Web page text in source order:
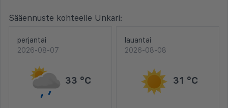
Sääennuste kohteelle Unkari:
perjantai
2026-08-07
33 °C
lauantai
2026-08-08
31 °C